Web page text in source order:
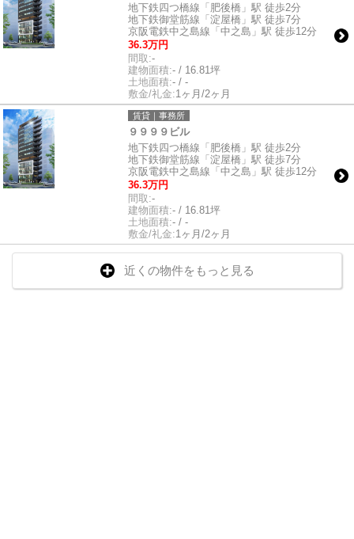
地下鉄四つ橋線「肥後橋」駅 徒歩2分
地下鉄御堂筋線「淀屋橋」駅 徒歩7分
京阪電鉄中之島線「中之島」駅 徒歩12分
36.3万円
間取:-
建物面積:- / 16.81坪
土地面積:- / -
敷金/礼金:1ヶ月/2ヶ月
賃貸｜事務所
９９９９ビル
地下鉄四つ橋線「肥後橋」駅 徒歩2分
地下鉄御堂筋線「淀屋橋」駅 徒歩7分
京阪電鉄中之島線「中之島」駅 徒歩12分
36.3万円
間取:-
建物面積:- / 16.81坪
土地面積:- / -
敷金/礼金:1ヶ月/2ヶ月
近くの物件をもっと見る